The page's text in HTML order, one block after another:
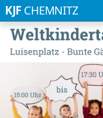
KJF CHEMNITZ